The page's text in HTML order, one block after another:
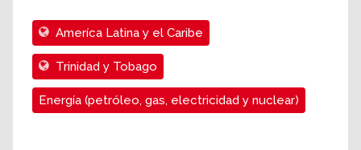
Ameríca Latina y el Caribe
Trinidad y Tobago
Energía (petróleo, gas, electricidad y nuclear)